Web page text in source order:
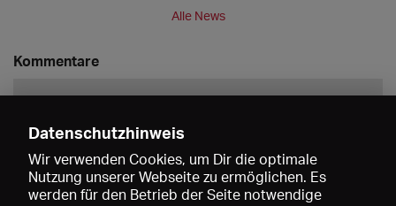
Alle News
Kommentare
Speichern
Datenschutzhinweis
Wir verwenden Cookies, um Dir die optimale
Nutzung unserer Webseite zu ermöglichen. Es
werden für den Betrieb der Seite notwendige